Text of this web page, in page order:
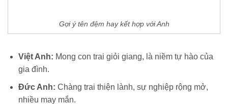
Gợi ý tên đệm hay kết hợp với Anh
Việt Anh: Mong con trai giỏi giang, là niềm tự hào của
gia đình.
Đức Anh: Chàng trai thiện lành, sự nghiệp rộng mở,
nhiều may mắn.